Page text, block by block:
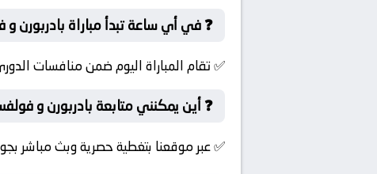
❓ في أي ساعة تبدأ مباراة بادربورن و
✅ تقام المباراة اليوم ضمن منافسات
❓ أين يمكنني متابعة بادربورن و
✅ عبر موقعنا بتغطية حصرية وبث مباشر